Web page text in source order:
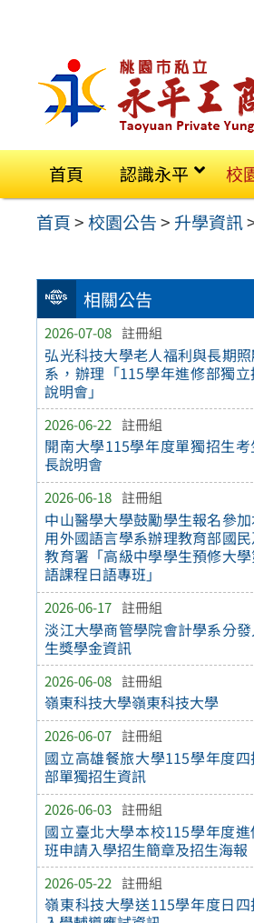
容
區
首頁 認識永平 校
首頁>校園公告> 升學資訊
相關公告
2026-07-08 註冊組
弘光科技大學老人福利與長期
系，辦理「115學年進修部獨
說明會」
2026-06-22 註冊組
開南大學115學年度單獨招生
長說明會
2026-06-18 註冊組
中山醫學大學鼓勵學生報名參
用外國語言學系辦理教育部國
教育署「高級中學學生預修大
語課程日語專班」
2026-06-17 註冊組
淡江大學商管學院會計學系分
生獎學金資訊
2026-06-08 註冊組
嶺東科技大學嶺東科技大學
2026-06-07 註冊組
國立高雄餐旅大學115學年度
部單獨招生資訊
2026-06-03 註冊組
國立臺北大學本校115學年度
班申請入學招生簡章及招生海報
2026-05-22 註冊組
嶺東科技大學送115學年度日